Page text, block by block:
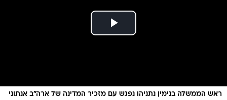
ראש הממשלה בנימין נתניהו נפגש עם מזכיר המדינה של ארה"ב אנתוני